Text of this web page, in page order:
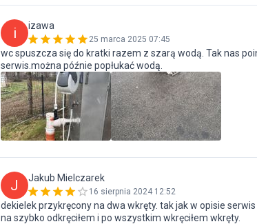
i izawa
25 marca 2025 07:45
wc spuszcza się do kratki razem z szarą wodą. Tak nas
serwis.można późnie popłukać wodą.
J Jakub Mielczarek
16 sierpnia 2024 12:52
dekielek przykręcony na dwa wkręty. tak jak w opisie
na szybko odkręciłem i po wszystkim wkręciłem wkręty.